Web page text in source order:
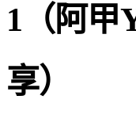
1（阿甲
享）